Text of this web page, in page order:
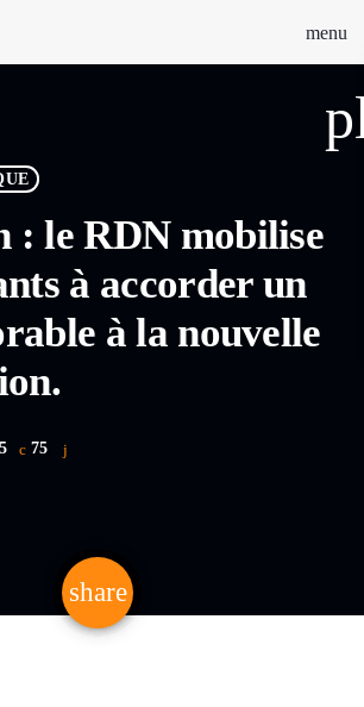
menu
: le RDN mobilise
à accorder un
à la nouvelle
75
share
email